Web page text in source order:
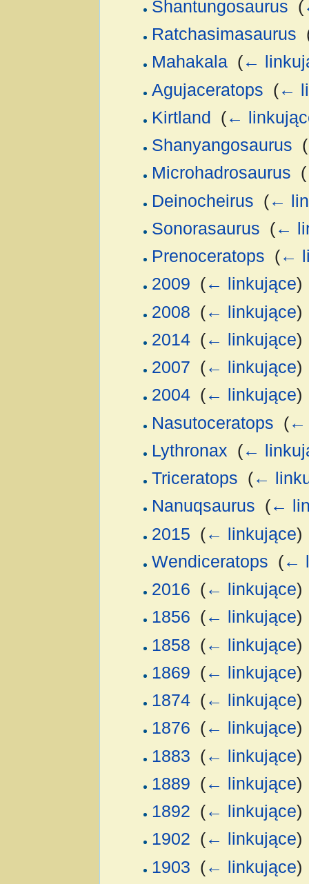
Shantungosaurus (
Ratchasimasaurus
Mahakala‎ (←
Agujaceratops (←
Kirtland (←
Shanyangosaurus (
Microhadrosaurus (
Deinocheirus (←
Sonorasaurus (←
Prenoceratops (←
2009 (← linkujące)
2008 (← linkujące)
2014‎ (← linkujące)
2007 (← linkujące)
2004‎ (← linkujące)
Nasutoceratops (←
Lythronax (←
Triceratops (←
Nanuqsaurus (←
2015 (← linkujące)
Wendiceratops (←
2016 (← linkujące)
1856 (← linkujące)
1858 (← linkujące)
1869 (← linkujące)
1874‎ (← linkujące)
1876 (← linkujące)
1883 (← linkujące)
1889 (← linkujące)
1892 (← linkujące)
1902 (← linkujące)
1903 (← linkujące)